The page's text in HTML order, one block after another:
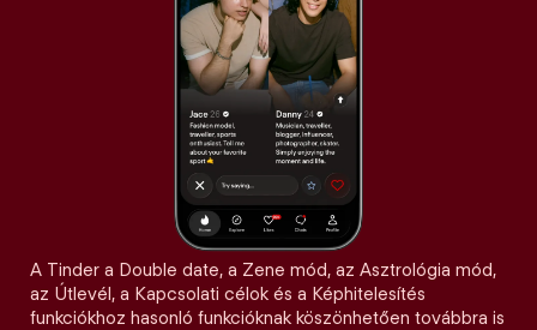
A Tinder a Double date, a Zene mód, az Asztrológia mód,
az Útlevél, a Kapcsolati célok és a Képhitelesítés
funkciókhoz hasonló funkcióknak köszönhetően továbbra is